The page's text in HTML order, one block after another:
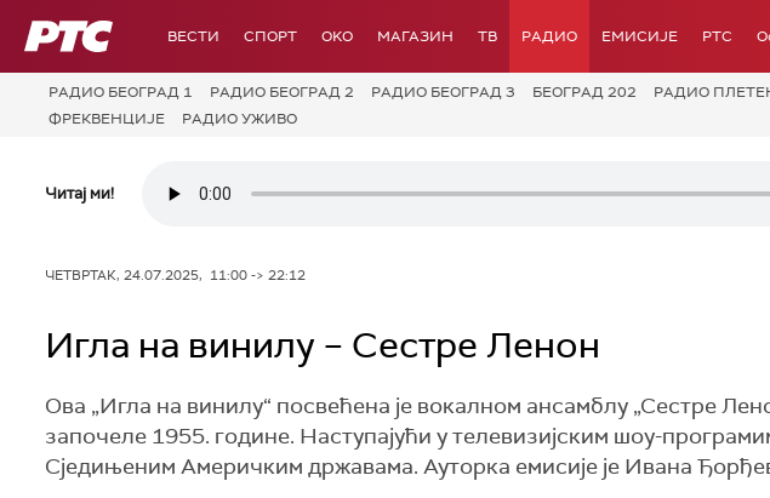
РТС ВЕСТИ СПОРТ OKO МАГАЗИН ТВ РАДИО ЕМИСИЈЕ РТС
РАДИО БЕОГРАД 1 РАДИО БЕОГРАД 2 РАДИО БЕОГРАД 3 БЕОГРАД 202 РАДИО
ФРЕКВЕНЦИЈЕ
РАДИО УЖИВО
Читај ми!
ЧЕТВРТАК, 24.07.2025, 11:00 -> 22:12
Игла на винилу – Сестре Ленон
Ова „Игла на винилу“ посвећена је вокалном ансамблу „Сестре
започеле 1955. године. Наступајући у телевизијским шоу-
Сједињеним Америчким државама. Ауторка емисије је Ивана